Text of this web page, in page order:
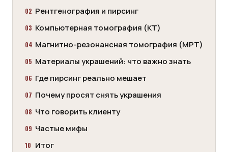
Рентгенография и пирсинг
Компьютерная томография (КТ)
Магнитно-резонансная томография (МРТ)
Материалы украшений: что важно знать
Где пирсинг реально мешает
Почему просят снять украшения
Что говорить клиенту
Частые мифы
Итог